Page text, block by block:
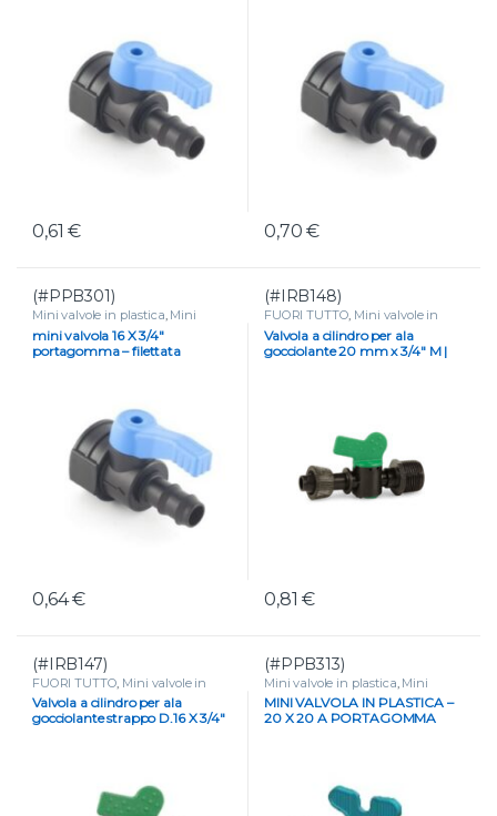
0,61€ 0,70€
(#PPB301)
Mini valvole in plastica, Mini
valvole portagomma e tape
VALVOLE
mini valvola 16 X 3/4″
portagomma – filettata
0,64€
(#IRB148)
FUORI TUTTO, Mini valvole in
plastica Mini valvole portagomma
e tape,VALVOLE
Valvola a cilindro per ala
gocciolante 20 mm x 3/4″ M |
0,81€
(#IRB147)
FUORI TUTTO Mini valvole in
plastica Mini valvole portagomma
e tape,VALVOLE
Valvola a cilindro per ala
gocciolante strappo D.16 X 3/4″
(#PPB313)
Mini valvole in plastica Mini
valvole portagomma e tape
MINI VALVOLA IN PLASTICA –
20 X 20 A PORTAGOMMA